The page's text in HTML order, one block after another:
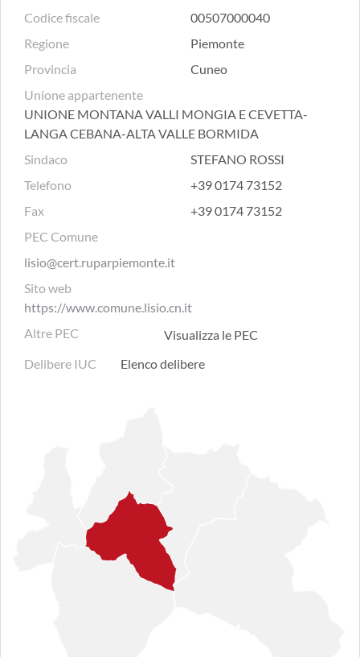
Codice fiscale
00507000040
Regione
Piemonte
Provincia
Cuneo
Unione appartenente
UNIONE MONTANA VALLI MONGIA E CEVETTA-
LANGA CEBANA-ALTA VALLE BORMIDA
Sindaco
STEFANO ROSSI
Telefono
+39 0174 73152
Fax
+39 0174 73152
PEC Comune
lisio@cert.ruparpiemonte.it
Sito web
https://www.comune.lisio.cn.it
Altre PEC
Visualizza le PEC
Delibere IUC
Elenco delibere